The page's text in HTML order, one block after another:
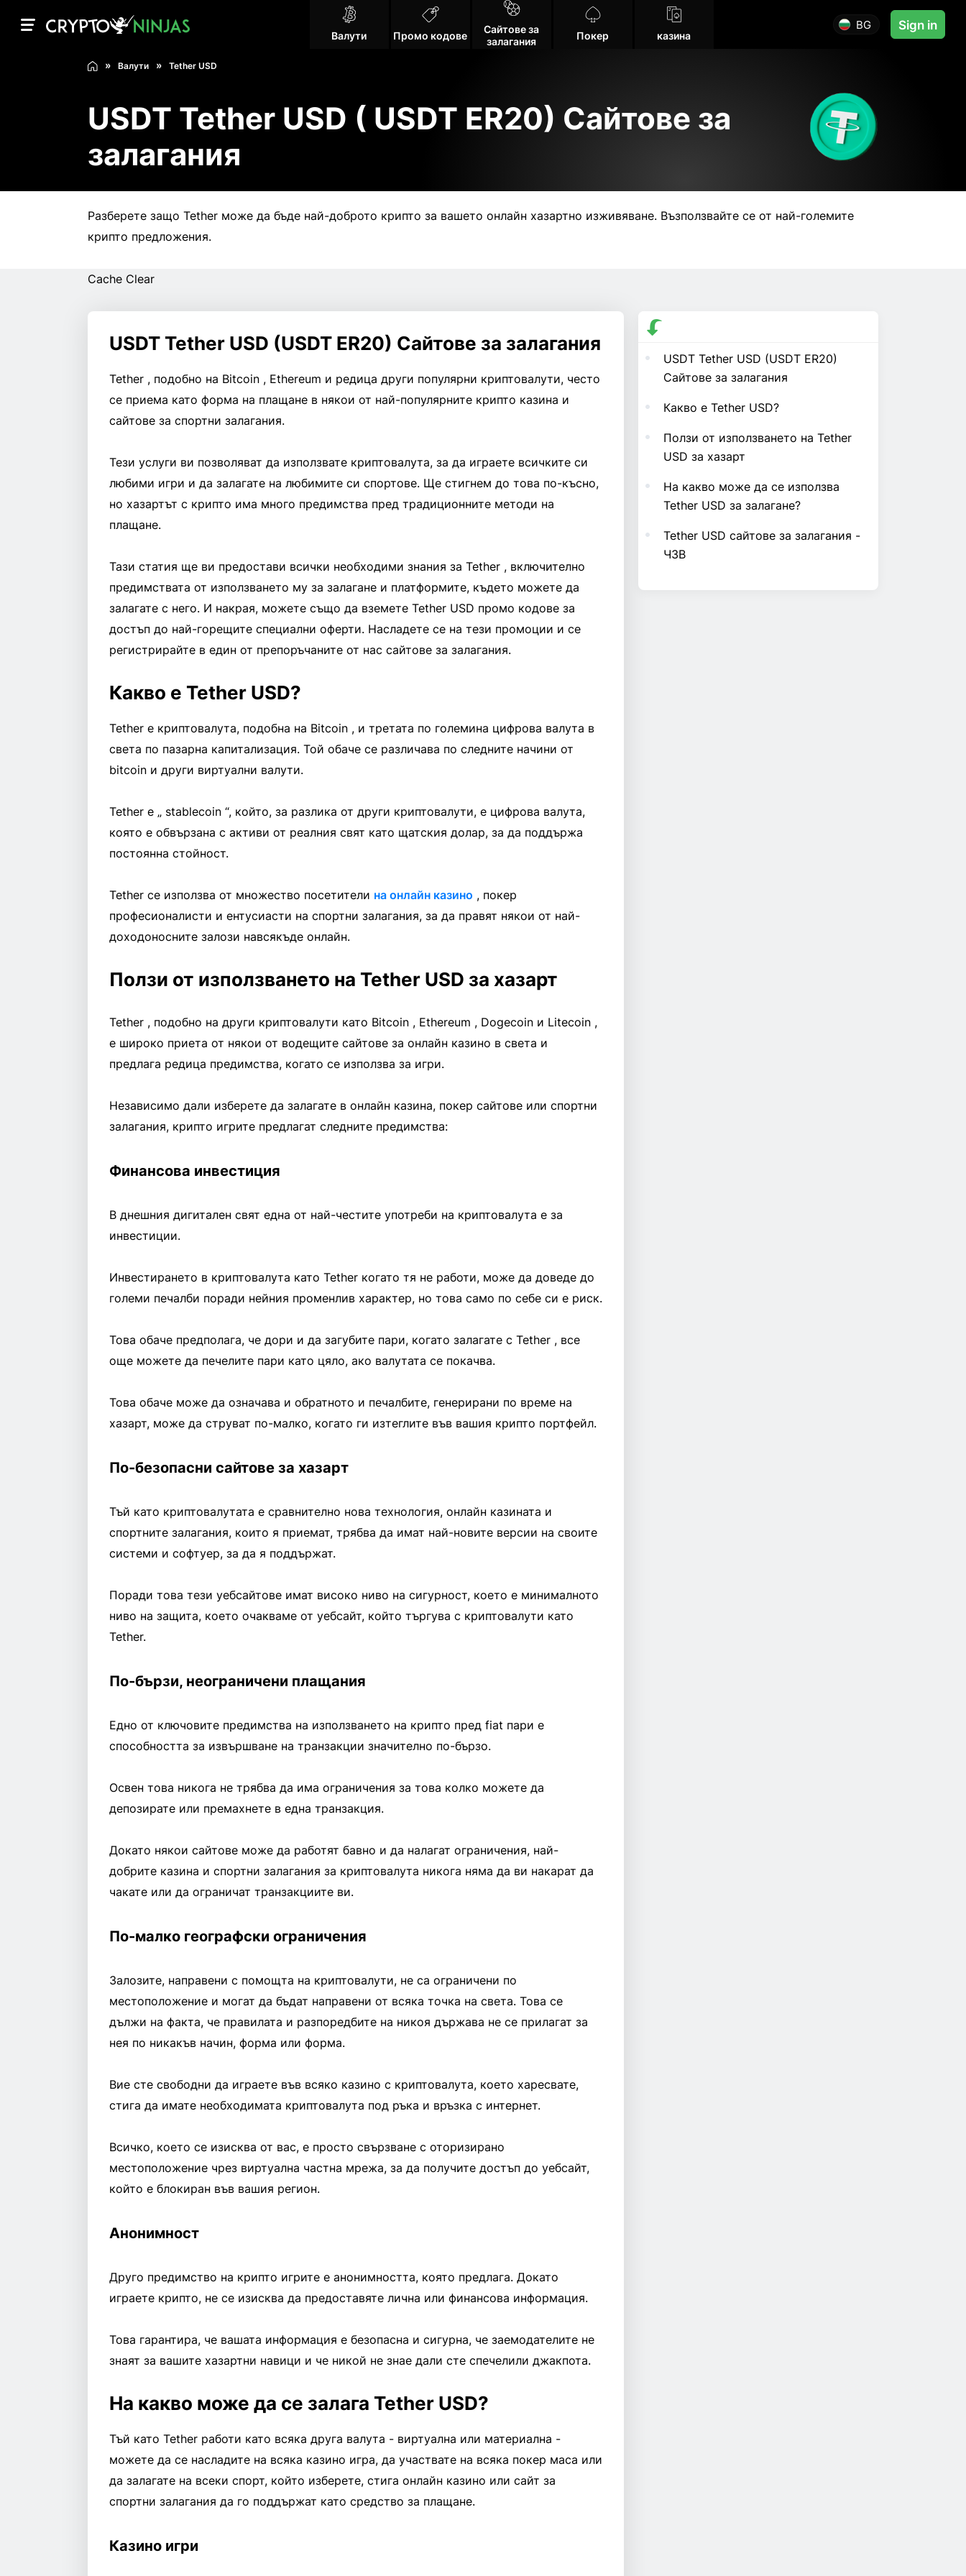
Валути Промо кодове
Сайтове за
залагания
Покер казина
BG Sign in
Валути Tether USD
USDT Tether USD ( USDT ER20) Сайтове за
залагания
Разберете защо Tether може да бъде най-доброто крипто за вашето онлайн хазартно изживяване. Възползвайте се от най-големите
крипто предложения.
Cache Clear
USDT Tether USD (USDT ER20) Сайтове за залагания
Tether , подобно на Bitcoin , Ethereum и редица други популярни криптовалути, често
се приема като форма на плащане в някои от най-популярните крипто казина и
сайтове за спортни залагания.
Тези услуги ви позволяват да използвате криптовалута, за да играете всичките си
любими игри и да залагате на любимите си спортове. Ще стигнем до това по-късно,
но хазартът с крипто има много предимства пред традиционните методи на
плащане.
Тази статия ще ви предостави всички необходими знания за Tether , включително
предимствата от използването му за залагане и платформите, където можете да
залагате с него. И накрая, можете също да вземете Tether USD промо кодове за
достъп до най-горещите специални оферти. Насладете се на тези промоции и се
регистрирайте в един от препоръчаните от нас сайтове за залагания.
Какво е Tether USD?
Tether е криптовалута, подобна на Bitcoin , и третата по големина цифрова валута в
света по пазарна капитализация. Той обаче се различава по следните начини от
bitcoin и други виртуални валути.
Tether е „ stablecoin “, който, за разлика от други криптовалути, е цифрова валута,
която е обвързана с активи от реалния свят като щатския долар, за да поддържа
постоянна стойност.
Tether се използва от множество посетители на онлайн казино , покер
професионалисти и ентусиасти на спортни залагания, за да правят някои от най-
доходоносните залози навсякъде онлайн.
Ползи от използването на Tether USD за хазарт
Tether , подобно на други криптовалути като Bitcoin , Ethereum , Dogecoin и Litecoin ,
е широко приета от някои от водещите сайтове за онлайн казино в света и
предлага редица предимства, когато се използва за игри.
Независимо дали изберете да залагате в онлайн казина, покер сайтове или спортни
залагания, крипто игрите предлагат следните предимства:
Финансова инвестиция
В днешния дигитален свят една от най-честите употреби на криптовалута е за
инвестиции.
Инвестирането в криптовалута като Tether когато тя не работи, може да доведе до
големи печалби поради нейния променлив характер, но това само по себе си е риск.
Това обаче предполага, че дори и да загубите пари, когато залагате с Tether , все
още можете да печелите пари като цяло, ако валутата се покачва.
Това обаче може да означава и обратното и печалбите, генерирани по време на
хазарт, може да струват по-малко, когато ги изтеглите във вашия крипто портфейл.
По-безопасни сайтове за хазарт
Тъй като криптовалутата е сравнително нова технология, онлайн казината и
спортните залагания, които я приемат, трябва да имат най-новите версии на своите
системи и софтуер, за да я поддържат.
Поради това тези уебсайтове имат високо ниво на сигурност, което е минималното
ниво на защита, което очакваме от уебсайт, който търгува с криптовалути като
Tether.
По-бързи, неограничени плащания
Едно от ключовите предимства на използването на крипто пред fiat пари е
способността за извършване на транзакции значително по-бързо.
Освен това никога не трябва да има ограничения за това колко можете да
депозирате или премахнете в една транзакция.
Докато някои сайтове може да работят бавно и да налагат ограничения, най-
добрите казина и спортни залагания за криптовалута никога няма да ви накарат да
чакате или да ограничат транзакциите ви.
По-малко географски ограничения
Залозите, направени с помощта на криптовалути, не са ограничени по
местоположение и могат да бъдат направени от всяка точка на света. Това се
дължи на факта, че правилата и разпоредбите на никоя държава не се прилагат за
нея по никакъв начин, форма или форма.
Вие сте свободни да играете във всяко казино с криптовалута, което харесвате,
стига да имате необходимата криптовалута под ръка и връзка с интернет.
Всичко, което се изисква от вас, е просто свързване с оторизирано
местоположение чрез виртуална частна мрежа, за да получите достъп до уебсайт,
който е блокиран във вашия регион.
Анонимност
Друго предимство на крипто игрите е анонимността, която предлага. Докато
играете крипто, не се изисква да предоставяте лична или финансова информация.
Това гарантира, че вашата информация е безопасна и сигурна, че заемодателите не
знаят за вашите хазартни навици и че никой не знае дали сте спечелили джакпота.
На какво може да се залага Tether USD?
Тъй като Tether работи като всяка друга валута - виртуална или материална -
можете да се насладите на всяка казино игра, да участвате на всяка покер маса или
да залагате на всеки спорт, който изберете, стига онлайн казино или сайт за
спортни залагания да го поддържат като средство за плащане.
Казино игри
USDT Tether USD (USDT ER20)
Сайтове за залагания
Какво е Tether USD?
Ползи от използването на Tether
USD за хазарт
На какво може да се използва
Tether USD за залагане?
Tether USD сайтове за залагания -
ЧЗВ